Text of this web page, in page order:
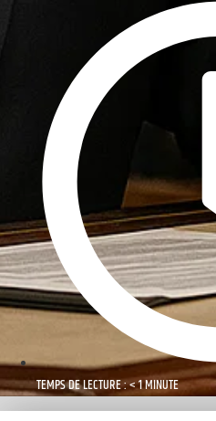
TEMPS DE LECTURE : < 1 MINUTE